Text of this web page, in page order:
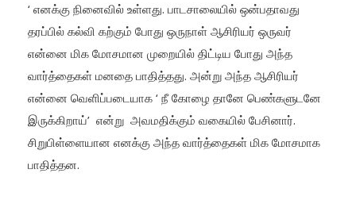
‘ எனக்கு நினைவில் உள்ளது. பாடசாலையில் ஒன்பதாவது
தரப்பில் கல்வி கற்கும் போது ஒருநாள் ஆசிரியர் ஒருவர்
என்னை மிக மோசமான முறையில் திட்டிய போது அந்த
வார்த்தைகள் மனதை பாதித்தது. அன்று அந்த ஆசிரியர்
என்னை வெளிப்படையாக ‘ நீ கோழை தானே பெண்களுடனே
இருக்கிறாய்’ என்று அவமதிக்கும் வகையில் பேசினார்.
சிறுபிள்ளையான எனக்கு அந்த வார்த்தைகள் மிக மோசமாக
பாதித்தன.